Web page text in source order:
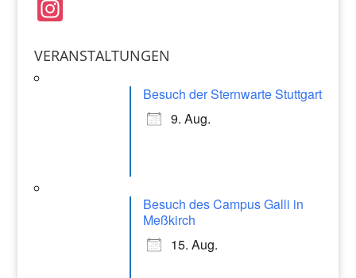
b
o p
In
a
VERANSTALTUNGEN
Besuch der Sternwarte Stuttgart
9. Aug.
Besuch des Campus Galli in
Meßkirch
15. Aug.